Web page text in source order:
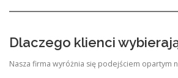
Dlaczego klienci
Nasza firma wyróżnia się podejściem opartym